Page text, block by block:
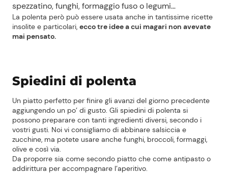
spezzatino, funghi, formaggio fuso o legumi…
La polenta però può essere usata anche in tantissime ricette
insolite e particolari, ecco tre idee a cui magari non avevate
mai pensato.
Spiedini di polenta
Un piatto perfetto per finire gli avanzi del giorno precedente
aggiungendo un po’ di gusto. Gli spiedini di polenta si
possono preparare con tanti ingredienti diversi, secondo i
vostri gusti. Noi vi consigliamo di abbinare salsiccia e
zucchine, ma potete usare anche funghi, broccoli, formaggi,
olive e così via.
Da proporre sia come secondo piatto che come antipasto o
addirittura per accompagnare l’aperitivo.